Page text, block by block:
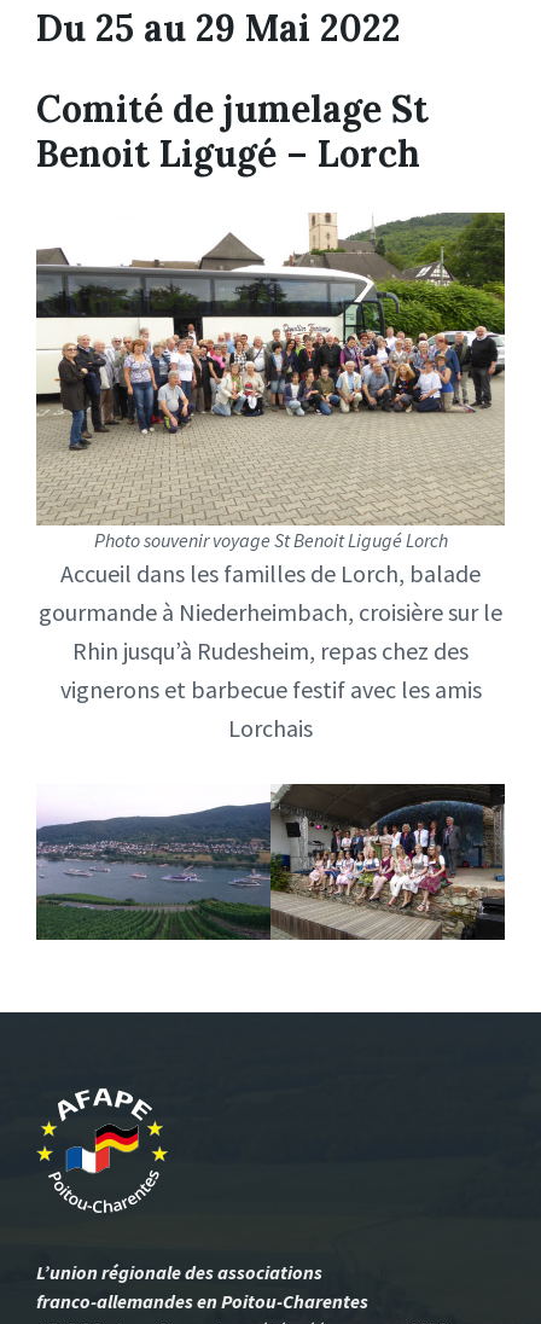
Du 25 au 29 Mai 2022
Comité de jumelage St
Benoit Ligugé – Lorch
Photo souvenir voyage St Benoit Ligugé Lorch
Accueil dans les familles de Lorch, balade
gourmande à Niederheimbach, croisière sur le
Rhin jusqu’à Rudesheim, repas chez des
vignerons et barbecue festif avec les amis
Lorchais
L’union régionale des associations
franco-allemandes en Poitou-Charentes